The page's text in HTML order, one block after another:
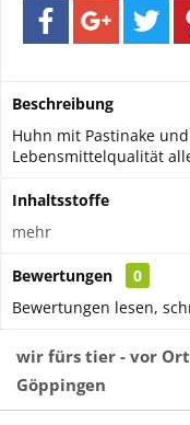
Beschreibung
Huhn mit Pastinake
Lebensmittelqualität
Inhaltsstoffe
mehr
Bewertungen
0
Bewertungen lesen,
wir fürs tier - vor
Göppingen